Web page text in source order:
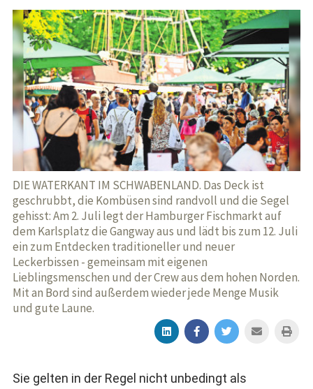
DIE WATERKANT IM SCHWABENLAND. Das Deck ist
geschrubbt, die Kombüsen sind randvoll und die Segel
gehisst: Am 2. Juli legt der Hamburger Fischmarkt auf
dem Karlsplatz die Gangway aus und lädt bis zum 12. Juli
ein zum Entdecken traditioneller und neuer
Leckerbissen - gemeinsam mit eigenen
Lieblingsmenschen und der Crew aus dem hohen Norden.
Mit an Bord sind außerdem wieder jede Menge Musik
und gute Laune.
Sie gelten in der Regel nicht unbedingt als